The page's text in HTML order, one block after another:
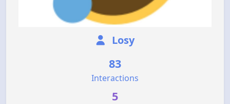
Losy
83
Interactions
5